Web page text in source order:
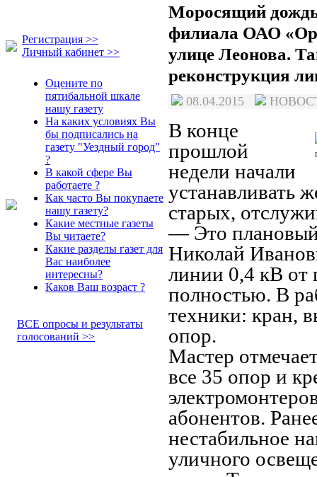
Регистрация >>
Личный кабинет >>
Оцените по
пятибальной шкале
нашу газету
На каких условиях Вы
бы подписались на
газету "Уездный город"
?
В какой сфере Вы
работаете ?
Как часто Вы покупаете
нашу газету?
Какие местные газеты
Вы читаете?
Какие разделы газет для
Вас наиболее
интересны?
Каков Ваш возраст ?
ВСЕ опросы и результаты
голосований >>
Моросящий дождь
филиала ОАО
улице Леонова.
реконструкция
08.04.2015
В конце
прошлой
недели начали
устанавливать
старых,
— Это плановый
Николай
линии 0,4 кВ от
полностью. В
техники: кран,
опор.
Мастер
все 35 опор и
абонентов.
нестабильное
уличного